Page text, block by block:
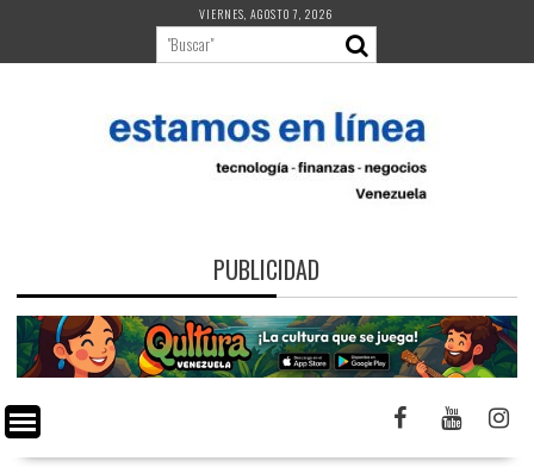
contenido
VIERNES, AGOSTO 7, 2026
PUBLICIDAD